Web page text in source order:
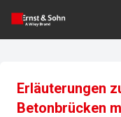
Erläuterungen
Betonbrücken